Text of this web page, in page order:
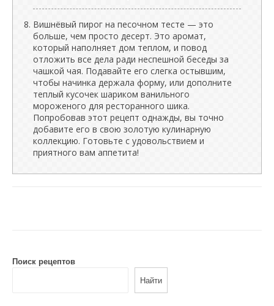
Вишнёвый пирог на песочном тесте — это
больше, чем просто десерт. Это аромат,
который наполняет дом теплом, и повод
отложить все дела ради неспешной беседы за
чашкой чая. Подавайте его слегка остывшим,
чтобы начинка держала форму, или дополните
теплый кусочек шариком ванильного
мороженого для ресторанного шика.
Попробовав этот рецепт однажды, вы точно
добавите его в свою золотую кулинарную
коллекцию. Готовьте с удовольствием и
приятного вам аппетита!
Поиск рецептов
Найти